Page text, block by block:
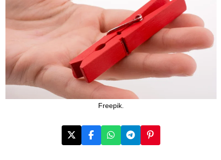
Freepik.